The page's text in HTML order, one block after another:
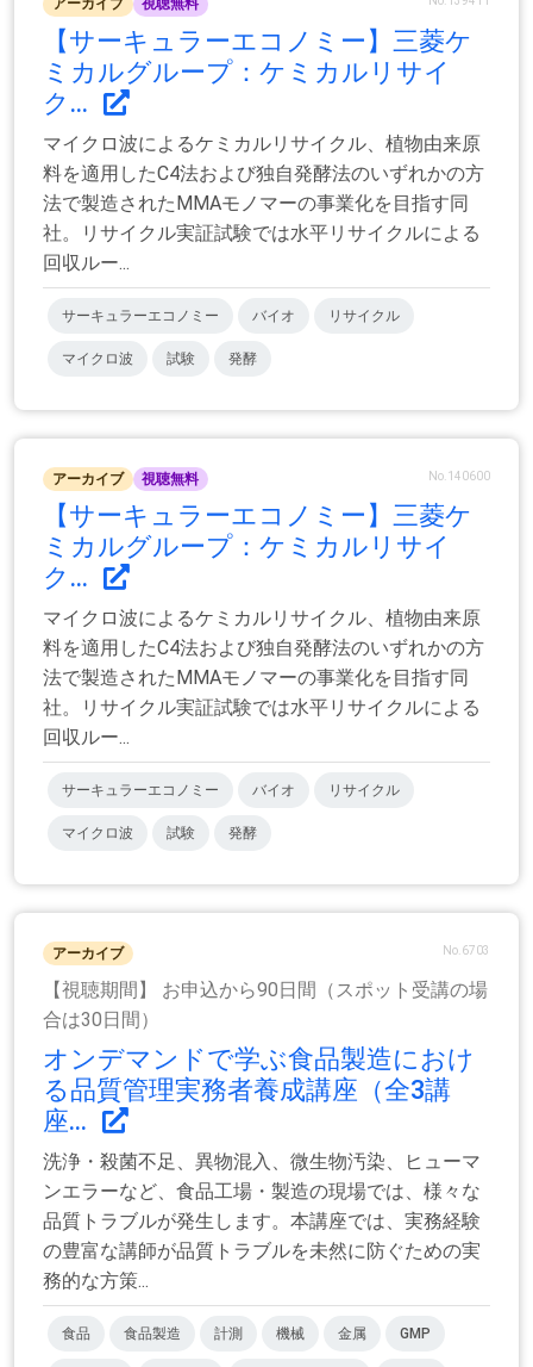
アーカイブ 視聴無料
【サーキュラーエコノミー】三菱ケ
ミカルグループ：ケミカルリサイ
ク...
マイクロ波によるケミカルリサイクル、植物由来原
料を適用したC4法および独自発酵法のいずれかの方
法で製造されたMMAモノマーの事業化を目指す同
社。リサイクル実証試験では水平リサイクルによる
回収ルー...
サーキュラーエコノミー バイオ リサイクル
マイクロ波 試験 発酵
アーカイブ 視聴無料 No.140600
【サーキュラーエコノミー】三菱ケ
ミカルグループ：ケミカルリサイ
ク...
マイクロ波によるケミカルリサイクル、植物由来原
料を適用したC4法および独自発酵法のいずれかの方
法で製造されたMMAモノマーの事業化を目指す同
社。リサイクル実証試験では水平リサイクルによる
回収ルー...
サーキュラーエコノミー バイオ リサイクル
マイクロ波 試験 発酵
アーカイブ No.6703
【視聴期間】 お申込から90日間（スポット受講の場
合は30日間）
オンデマンドで学ぶ食品製造におけ
る品質管理実務者養成講座（全3講
座...
洗浄・殺菌不足、異物混入、微生物汚染、ヒューマ
ンエラーなど、食品工場・製造の現場では、様々な
品質トラブルが発生します。本講座では、実務経験
の豊富な講師が品質トラブルを未然に防ぐための実
務的な方策...
食品 食品製造 計測 機械 金属 GMP